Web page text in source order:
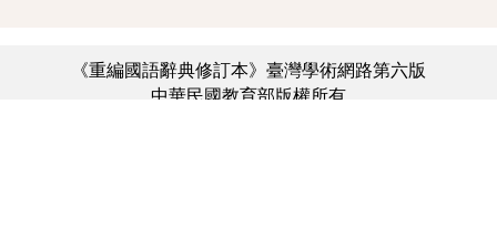
《重編國語辭典修訂本》臺灣學術網路第六版
中華民國教育部版權所有